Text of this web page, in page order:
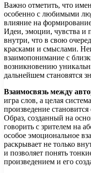
Важно отметить, что
особенно с любимыми
влияние на
Идеи, эмоции, чувства и
внутри, что в свою
красками и смыслами.
взаимопонимание с
возникновению
дальнейшем становятся
Взаимосвязь между
игра слов, а целая
произведение
Образ, созданный на
говорить с зрителем на
особое эмоциональное
раскрывает не только
и позволяет понять
произведением и его